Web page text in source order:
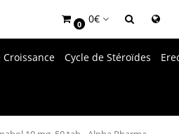
0 0€
Croissance Cycle de Stéroïdes